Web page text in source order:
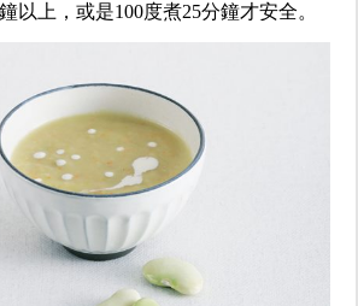
以上，或是100度煮25分鐘才安全。